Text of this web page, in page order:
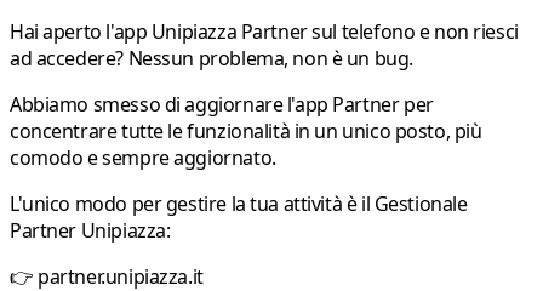
Hai aperto l'app Unipiazza Partner sul telefono e non riesci
ad accedere? Nessun problema, non è un bug.
Abbiamo smesso di aggiornare l'app Partner per
concentrare tutte le funzionalità in un unico posto, più
comodo e sempre aggiornato.
L'unico modo per gestire la tua attività è il Gestionale
Partner Unipiazza:
👉 partner.unipiazza.it